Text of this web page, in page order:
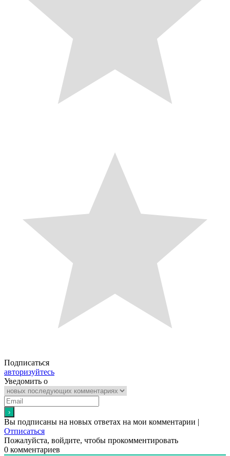
Подписаться
авторизуйтесь
Уведомить о
Вы подписаны на новых ответах на мои комментарии |
Отписаться
Пожалуйста, войдите, чтобы прокомментировать
0 комментариев